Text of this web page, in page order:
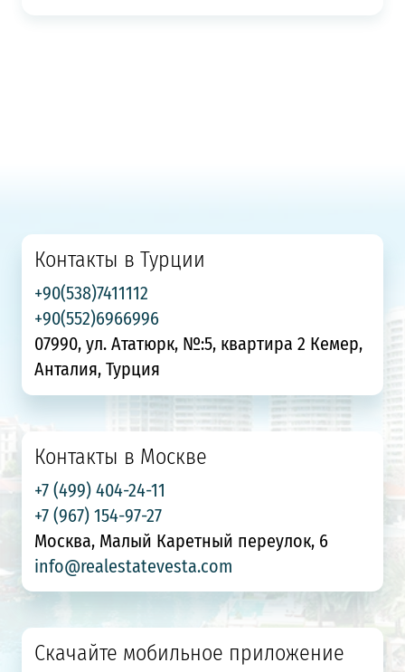
Контакты в Турции
+90(538)7411112
+90(552)6966996
07990, ул. Ататюрк, №:5, квартира 2 Кемер,
Анталия, Турция
Контакты в Москве
+7 (499) 404-24-11
+7 (967) 154-97-27
Москва, Малый Каретный переулок, 6
info@realestatevesta.com
Скачайте мобильное приложение